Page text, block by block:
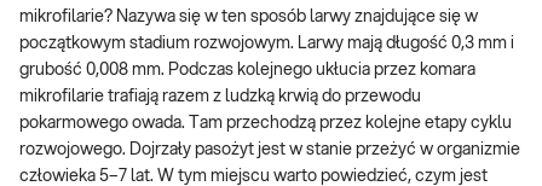
mikrofilarie? Nazywa się w ten sposób larwy znajdujące się w
początkowym stadium rozwojowym. Larwy mają długość 0,3 mm i
grubość 0,008 mm. Podczas kolejnego ukłucia przez komara
mikrofilarie trafiają razem z ludzką krwią do przewodu
pokarmowego owada. Tam przechodzą przez kolejne etapy cyklu
rozwojowego. Dojrzały pasożyt jest w stanie przeżyć w organizmie
człowieka 5–7 lat. W tym miejscu warto powiedzieć, czym jest